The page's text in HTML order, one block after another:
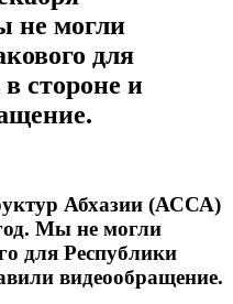
не могли
для
стороне и
Абхазии (АССА)
Мы не могли
для Республики
видеообращение.